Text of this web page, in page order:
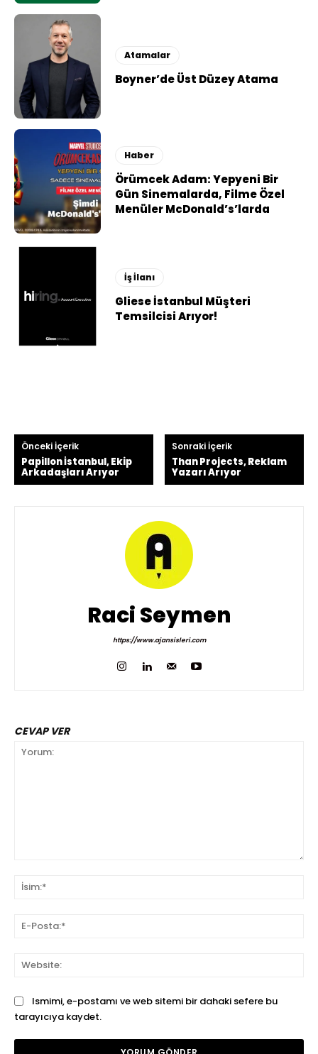
Atamalar
Boyner’de Üst Düzey Atama
Haber
Örümcek Adam: Yepyeni Bir
Gün Sinemalarda, Filme Özel
Menüler McDonald’s’larda
İş İlanı
Gliese İstanbul Müşteri
Temsilcisi Arıyor!
Önceki İçerik
Papillon İstanbul, Ekip
Arkadaşları Arıyor
Sonraki İçerik
Than Projects, Reklam
Yazarı Arıyor
Raci Seymen
https://www.ajansisleri.com
CEVAP VER
Ismimi, e-postamı ve web sitemi bir dahaki sefere bu
tarayıcıya kaydet.